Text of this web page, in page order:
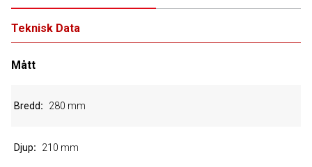
Teknisk Data
Mått
Bredd 280 mm
Djup 210 mm